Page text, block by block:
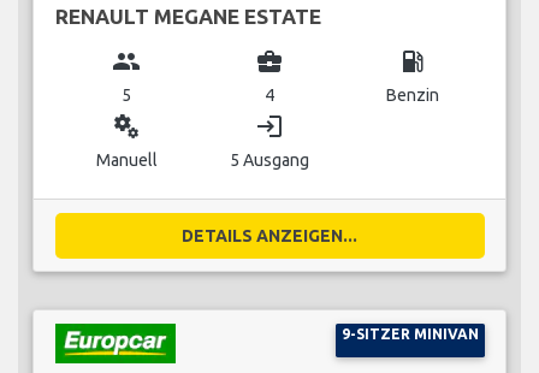
RENAULT MEGANE ESTATE
group
5
business_center
4
local_gas_station
Benzin
miscellaneous_services
Manuell
login
5 Ausgang
DETAILS ANZEIGEN...
9-SITZER MINIVAN